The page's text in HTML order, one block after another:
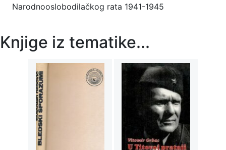
Narodnooslobodilačkog rata 1941-1945
Knjige iz tematike...